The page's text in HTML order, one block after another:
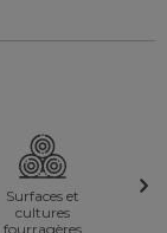
Surfaces et
cultures
fourragères